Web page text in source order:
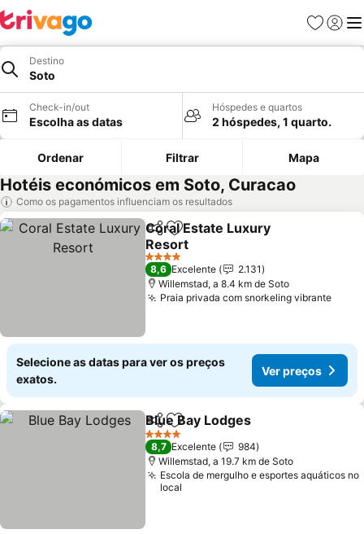
Favoritos
Iniciar
Destino
Soto
Check-in/out
Escolha as datas
Hóspedes e quartos
2 hóspedes, 1 quarto.
Ordenar Filtrar Mapa
Hotéis económicos em Soto, Curacao
Como os pagamentos influenciam os resultados
PartilharAdicionar aos favoritos
Coral Estate Luxury
Resort
4 Estrelas
8,6 Excelente
2.131
Willemstad, a 8.4 km de Soto
Praia privada com snorkeling vibrante
Selecione as datas para ver os preços
exatos.
Ver preços
PartilharAdicionar aos favoritos
Blue Bay Lodges
4 Estrelas
8,7 Excelente
984
Willemstad, a 19.7 km de Soto
Escola de mergulho e esportes aquáticos no
local